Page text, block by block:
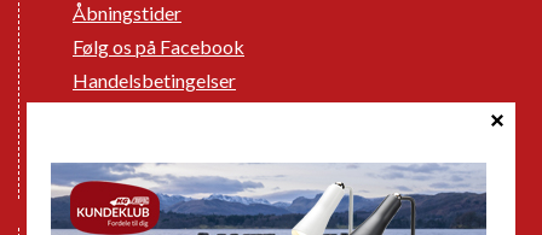
Åbningstider
Følg os på Facebook
Handelsbetingelser
GPDR - Optagelse af foto og video